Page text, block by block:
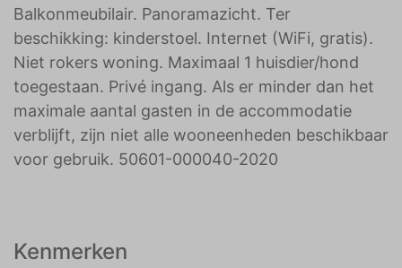
Balkonmeubilair. Panoramazicht. Ter
beschikking: kinderstoel. Internet (WiFi, gratis).
Niet rokers woning. Maximaal 1 huisdier/hond
toegestaan. Privé ingang. Als er minder dan het
maximale aantal gasten in de accommodatie
verblijft, zijn niet alle wooneenheden beschikbaar
voor gebruik. 50601-000040-2020
Kenmerken